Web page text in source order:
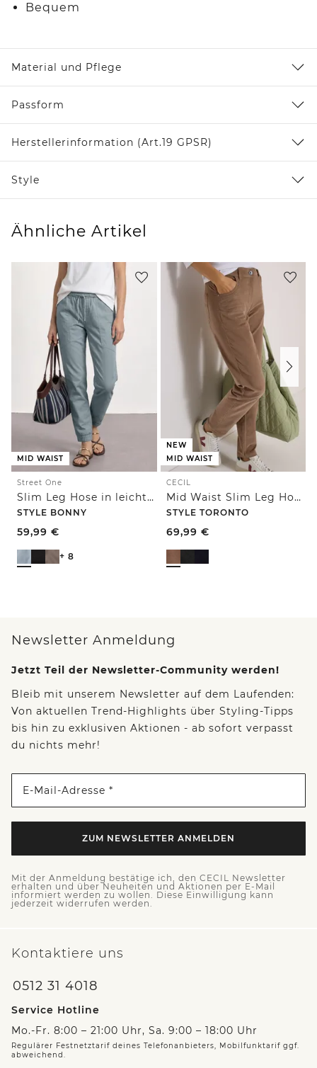
Bequem
Material und Pflege
Passform
Herstellerinformation (Art.19 GPSR)
Style
Ähnliche Artikel
MID WAIST
Street One
Slim Leg Hose in leichter Qualität
STYLE BONNY
59,99 €
+ 8
NEW
MID WAIST
CECIL
Mid Waist Slim Leg Hose im Slim Fit
STYLE TORONTO
69,99 €
Newsletter Anmeldung
Jetzt Teil der Newsletter-Community werden!
Bleib mit unserem Newsletter auf dem Laufenden:
Von aktuellen Trend-Highlights über Styling-Tipps
bis hin zu exklusiven Aktionen - ab sofort verpasst
du nichts mehr!
E-Mail-Adresse *
ZUM NEWSLETTER ANMELDEN
Mit der Anmeldung bestätige ich, den CECIL Newsletter
erhalten und über Neuheiten und Aktionen per E-Mail
informiert werden zu wollen. Diese Einwilligung kann
jederzeit widerrufen werden.
Kontaktiere uns
0512 31 4018
Service Hotline
Mo.-Fr. 8:00 – 21:00 Uhr, Sa. 9:00 – 18:00 Uhr
Regulärer Festnetztarif deines Telefonanbieters, Mobilfunktarif ggf.
abweichend.